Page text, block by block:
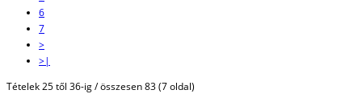
6
7
>
>|
Tételek 25 től 36-ig / összesen 83 (7 oldal)